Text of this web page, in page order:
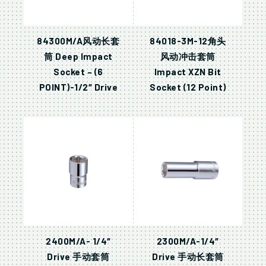
84300M/A风动长套
筒 Deep Impact
Socket – (6
POINT)-1/2″ Drive
84018-3M-12角头
风动冲击套筒
Impact XZN Bit
Socket (12 Point)
2400M/A- 1/4″
Drive 手动套筒
2300M/A-1/4″
Drive 手动长套筒